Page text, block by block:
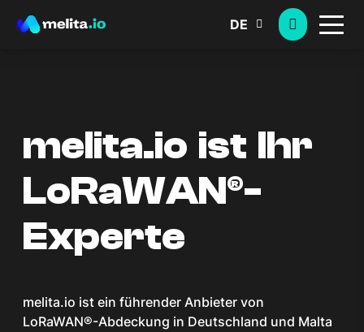
DE
melita.io ist Ihr
LoRaWAN®-
Experte
melita.io ist ein führender Anbieter von
LoRaWAN®-Abdeckung in Deutschland und Malta